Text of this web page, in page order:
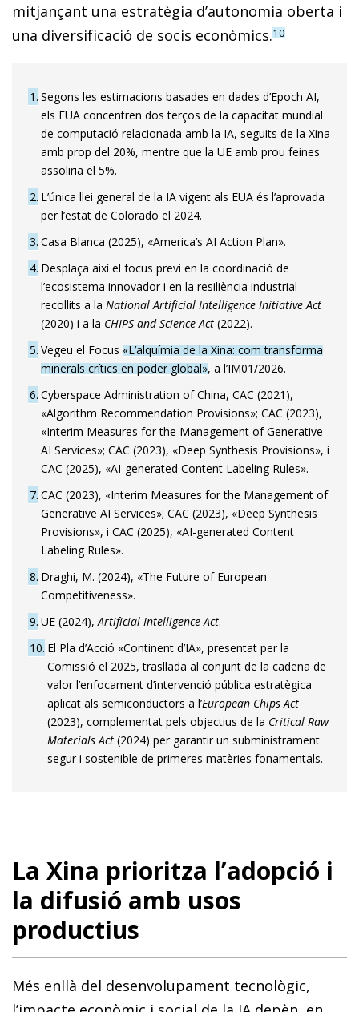
mitjançant una estratègia d’autonomia oberta i
una diversificació de socis econòmics.10
1 Segons les estimacions basades en dades d’Epoch AI,
els EUA concentren dos terços de la capacitat mundial
de computació relacionada amb la IA, seguits de la Xina
amb prop del 20%, mentre que la UE amb prou feines
assoliria el 5%.
2 L’única llei general de la IA vigent als EUA és l’aprovada
per l’estat de Colorado el 2024.
3 Casa Blanca (2025), «America’s AI Action Plan».
4 Desplaça així el focus previ en la coordinació de
l’ecosistema innovador i en la resiliència industrial
recollits a la National Artificial Intelligence Initiative Act
(2020) i a la CHIPS and Science Act (2022).
5 Vegeu el Focus «L’alquímia de la Xina: com transforma
minerals crítics en poder global», a l’IM01/2026.
6 Cyberspace Administration of China, CAC (2021),
«Algorithm Recommendation Provisions»; CAC (2023),
«Interim Measures for the Management of Generative
AI Services»; CAC (2023), «Deep Synthesis Provisions», i
CAC (2025), «AI-generated Content Labeling Rules».
7 CAC (2023), «Interim Measures for the Management of
Generative AI Services»; CAC (2023), «Deep Synthesis
Provisions», i CAC (2025), «AI-generated Content
Labeling Rules».
8 Draghi, M. (2024), «The Future of European
Competitiveness».
9 UE (2024),Artificial Intelligence Act.
10 El Pla d’Acció «Continent d’IA», presentat per la
Comissió el 2025, trasllada al conjunt de la cadena de
valor l’enfocament d’intervenció pública estratègica
aplicat als semiconductors a l’European Chips Act
(2023), complementat pels objectius de la Critical Raw
Materials Act (2024) per garantir un subministrament
segur i sostenible de primeres matèries fonamentals.
La Xina prioritza l’adopció i
la difusió amb usos
productius
Més enllà del desenvolupament tecnològic,